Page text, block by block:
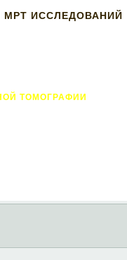
ИССЛЕДОВАНИЙ
ТОМОГРАФИИ